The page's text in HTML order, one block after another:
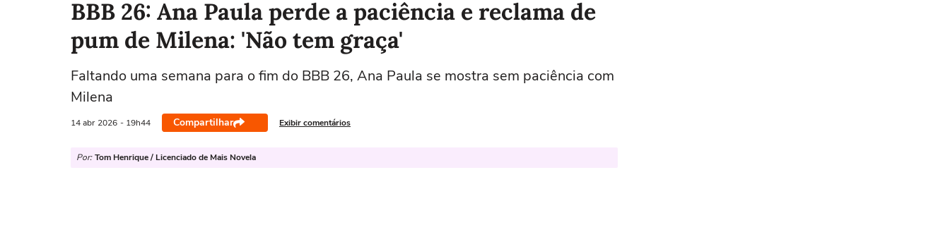
BBB 26: Ana Paula perde a paciência e reclama de
pum de Milena: 'Não tem graça'
Faltando uma semana para o fim do BBB 26, Ana Paula se mostra sem paciência com
Milena
14 abr 2026 - 19h44 Compartilhar Exibir comentários
Por: Tom Henrique / Licenciado de Mais Novela